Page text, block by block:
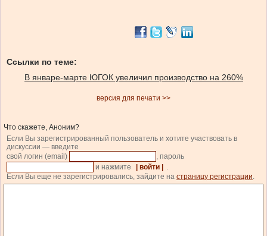
Ссылки по теме:
В январе-марте ЮГОК увеличил производство на 260%
версия для печати >>
Что скажете, Аноним?
Если Вы зарегистрированный пользователь и хотите участвовать в
дискуссии — введите
свой логин (email)
, пароль
и нажмите
| войти |
.
Если Вы еще не зарегистрировались, зайдите на страницу регистрации.